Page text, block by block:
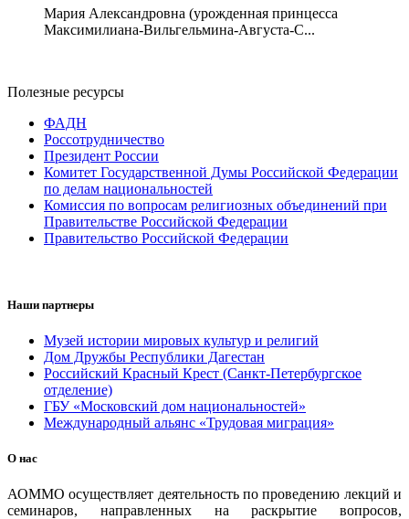
Мария Александровна (урожденная принцесса
Максимилиана-Вильгельмина-Августа-С...
Полезные ресурсы
ФАДН
Россотрудничество
Президент России
Комитет Государственной Думы Российской Федерации
по делам национальностей
Комиссия по вопросам религиозных объединений при
Правительстве Российской Федерации
Правительство Российской Федерации
Наши партнеры
Музей истории мировых культур и религий
Дом Дружбы Республики Дагестан
Российский Красный Крест (Санкт-Петербургское
отделение)
ГБУ «Московский дом национальностей»
Международный альянс «Трудовая миграция»
О нас
АОММО осуществляет деятельность по проведению лекций и
семинаров, направленных на раскрытие вопросов,